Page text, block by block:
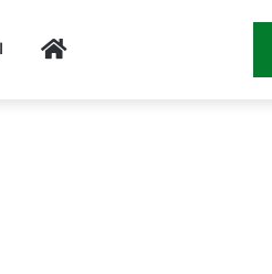
Home